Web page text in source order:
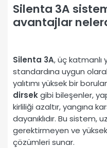
Silenta 3A
avantajlar
Silenta 3A, üç katmanlı
standardına uygun
yalıtımı yüksek bir
dirsekgibi bileşenler,
kirliliği azaltır, yangına
dayanıklıdır. Bu sistem,
gerektirmeyen ve
çözümleri sunar.